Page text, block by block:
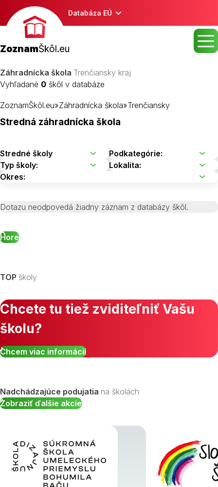
Databáza EÚ
ZoznamŠkôl.eu
Záhradnícka škola Trenčiansky kraj
Vyhľadané 0 škôl v databáze
ZoznamŠkôl.eu»Záhradnícka škola»Trenčiansky
Stredná záhradnícka škola
Dotazu neodpovedá žiadny záznam z databázy škôl.
Hore
TOP školy
Chcete tu tiež zviditeľniť Vašu
školu?
Chcem viac informácií
Nadchádzajúce podujatia na školách
Zobraziť ďalšie akcie